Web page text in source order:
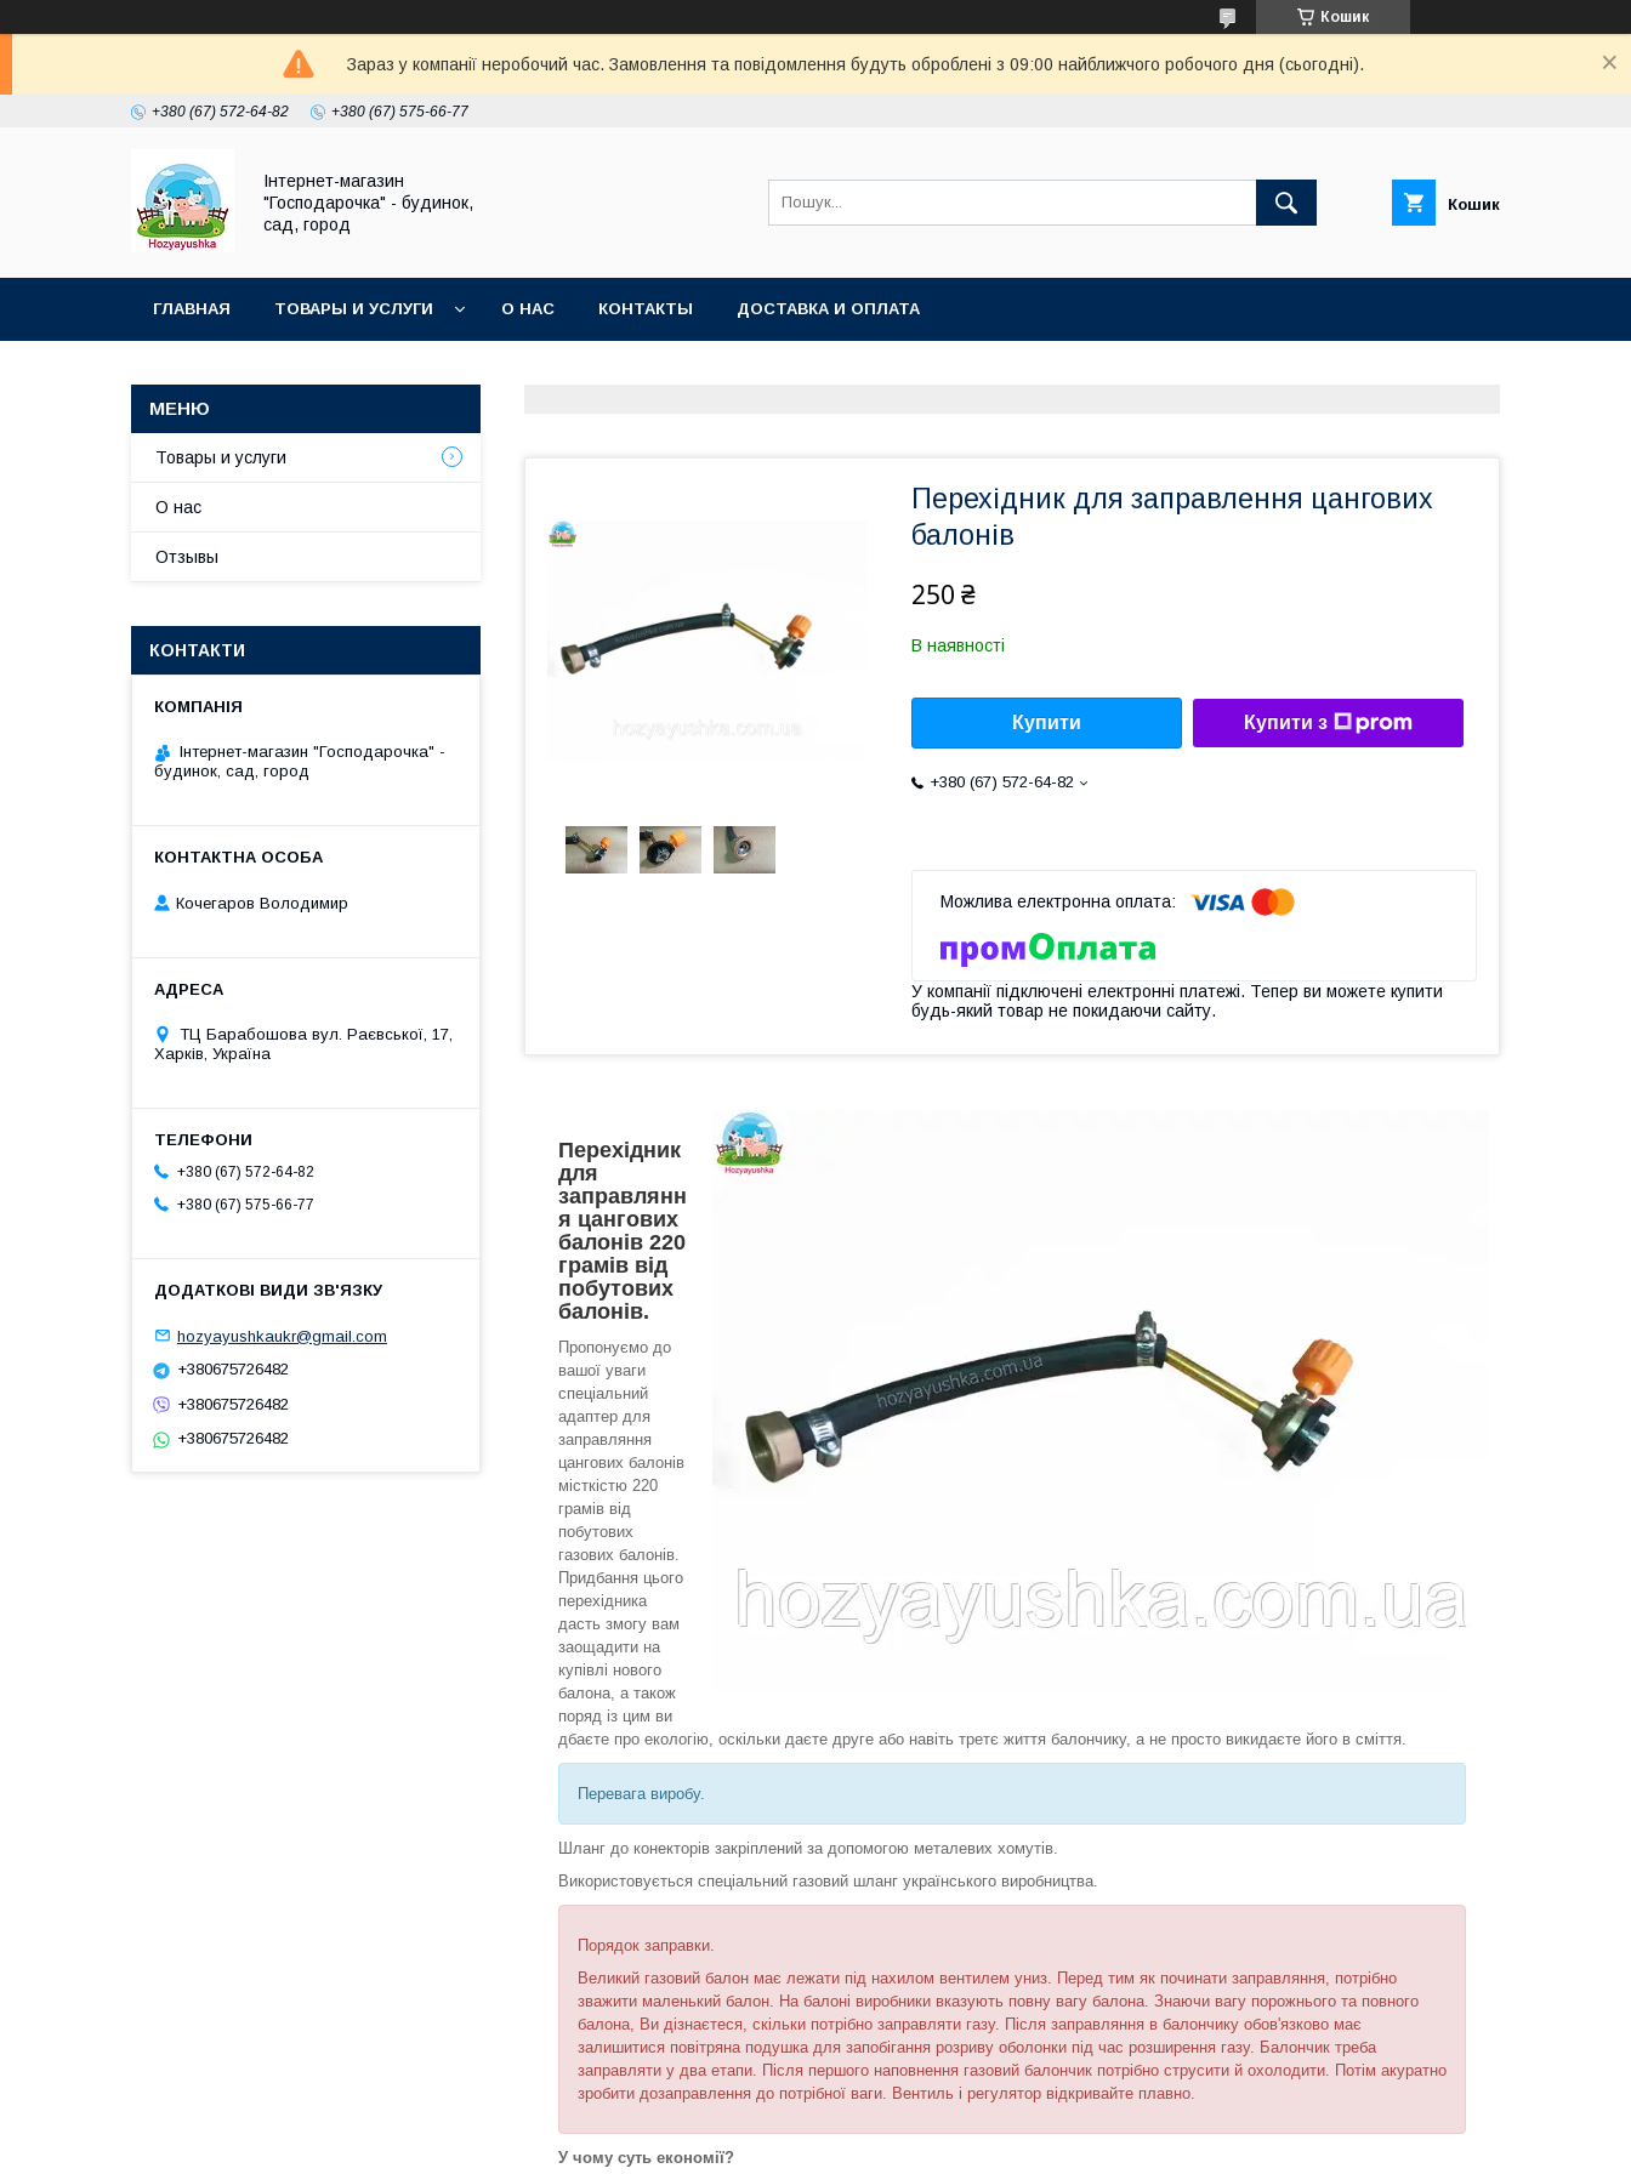
Кошик
Зараз у компанії неробочий час. Замовлення та повідомлення будуть оброблені з 09:00 найближчого робочого дня (сьогодні).
+380 (67) 572-64-82 +380 (67) 575-66-77
Інтернет-магазин
"Господарочка" - будинок,
сад, город
Кошик
ГЛАВНАЯ ТОВАРЫ И УСЛУГИ О НАС КОНТАКТЫ ДОСТАВКА И ОПЛАТА
Перехідник для заправлення цангових
балонів
250 ₴
В наявності
Купити Купити з
+380 (67) 572-64-82
У компанії підключені електронні платежі. Тепер ви можете купити
будь-який товар не покидаючи сайту.
Перехідник
для
заправлянн
я цангових
балонів 220
грамів від
побутових
балонів.
Пропонуємо до
вашої уваги
спеціальний
адаптер для
заправляння
цангових балонів
місткістю 220
грамів від
побутових
газових балонів.
Придбання цього
перехідника
дасть змогу вам
заощадити на
купівлі нового
балона, а також
поряд із цим ви
дбаєте про екологію, оскільки даєте друге або навіть третє життя балончику, а не просто викидаєте його в сміття.
Перевага виробу.
Шланг до конекторів закріплений за допомогою металевих хомутів.
Використовується спеціальний газовий шланг українського виробництва.
Порядок заправки.
Великий газовий балон має лежати під нахилом вентилем униз. Перед тим як починати заправляння, потрібно
зважити маленький балон. На балоні виробники вказують повну вагу балона. Знаючи вагу порожнього та повного
балона, Ви дізнаєтеся, скільки потрібно заправляти газу. Після заправляння в балончику обов'язково має
залишитися повітряна подушка для запобігання розриву оболонки під час розширення газу. Балончик треба
заправляти у два етапи. Після першого наповнення газовий балончик потрібно струсити й охолодити. Потім акуратно
зробити дозаправлення до потрібної ваги. Вентиль і регулятор відкривайте плавно.
У чому суть економії?
Товары и услуги
О нас
Отзывы
КОНТАКТИ
Інтернет-магазин "Господарочка" -
будинок, сад, город
Кочегаров Володимир
ТЦ Барабошова вул. Раєвської, 17,
Харків, Україна
+380 (67) 572-64-82
+380 (67) 575-66-77
hozyayushkaukr@gmail.com
+380675726482
+380675726482
+380675726482